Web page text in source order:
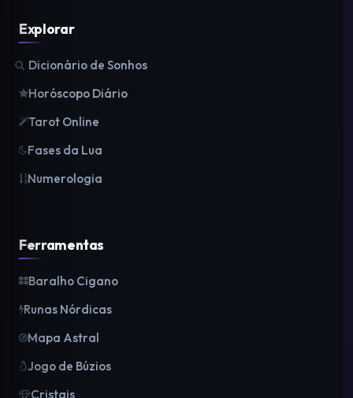
Explorar
Dicionário de Sonhos
Horóscopo Diário
Tarot Online
Fases da Lua
Numerologia
Ferramentas
Baralho Cigano
Runas Nórdicas
Mapa Astral
Jogo de Búzios
Cristais